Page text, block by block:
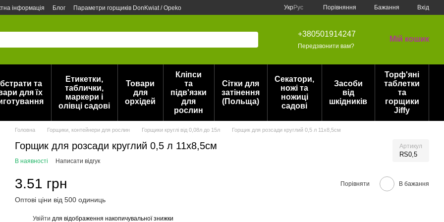
інформація Блог
Параметри горщиків DonKwiat / Opeko
УкрРус Порівняння Бажання Вхід
+380501914247
Передзвонити вам?
Мій кошик
та
для їх
Етикетки,
таблички,
маркери і
олівці садові
Товари
для
орхідей
Кліпси
та
підв'язки
для
рослин
Сітки для
затінення
(Польща)
Секатори,
ножі та
ножиці
садові
Засоби
від
шкідників
Торф'яні
таблетки
та
горщики
Jiffy
Головна Горщики, контейнери для рослин Горщики круглі від 0,08л до 15л Горщик для розсади круглий 0,5 л 11х8,5см
Горщик для розсади круглий 0,5 л 11х8,5см Артикул
RS0,5
В наявності Написати відгук
3.51 грн Порівняти В бажання
Оптові ціни від 500 одиниць
Увійти для відображення накопичувальної знижки